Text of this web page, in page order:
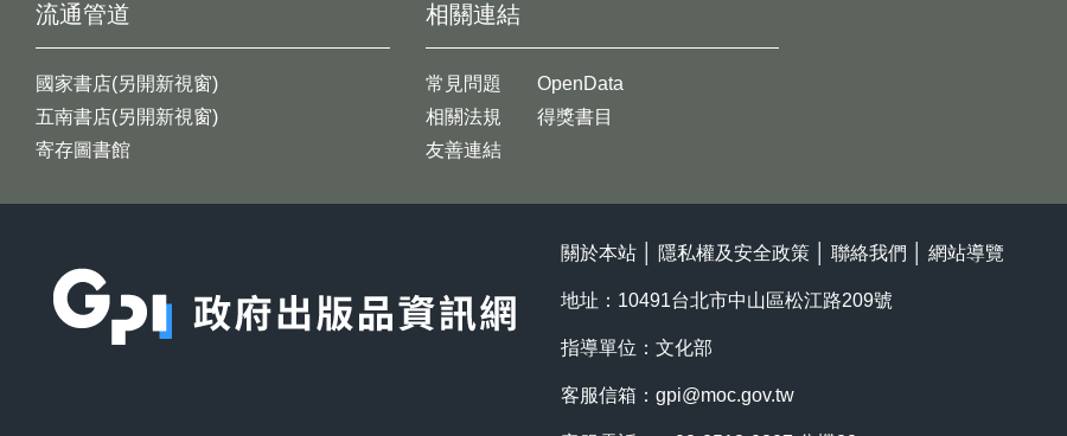
流通管道
國家書店(另開新視窗)
五南書店(另開新視窗)
寄存圖書館
相關連結
常見問題
相關法規
友善連結
OpenData
得獎書目
關於本站 隱私權及安全政策 聯絡我們 網站導覽
地址：10491台北市中山區松江路209號
指導單位：文化部
客服信箱： gpi@moc.gov.tw